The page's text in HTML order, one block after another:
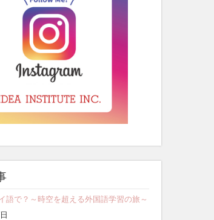
語で？～時空を超える外国語学習の旅～